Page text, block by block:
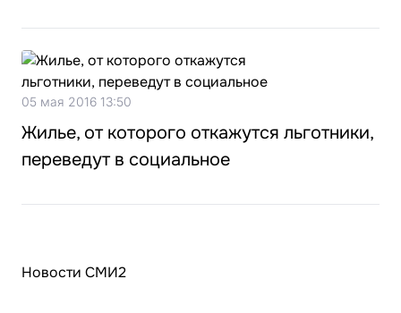
05 мая 2016 13:50
Жилье, от которого откажутся льготники,
переведут в социальное
Новости СМИ2